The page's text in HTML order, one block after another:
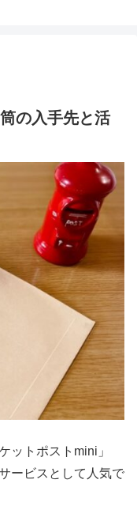
の入手先と活
ットポストmini」
ービスとして人気で